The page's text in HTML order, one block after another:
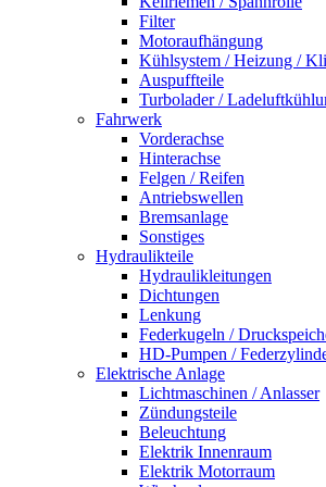
Filter
Motoraufhängung
Kühlsystem / Heizung /
Auspuffteile
Turbolader /
Fahrwerk
Vorderachse
Hinterachse
Felgen / Reifen
Antriebswellen
Bremsanlage
Sonstiges
Hydraulikteile
Hydraulikleitungen
Dichtungen
Lenkung
Federkugeln /
HD-Pumpen /
Elektrische Anlage
Lichtmaschinen / Anlasser
Zündungsteile
Beleuchtung
Elektrik Innenraum
Elektrik Motorraum